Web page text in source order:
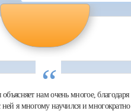
“
объясняет нам очень многое, благодаря
ней я многому научился и многократно